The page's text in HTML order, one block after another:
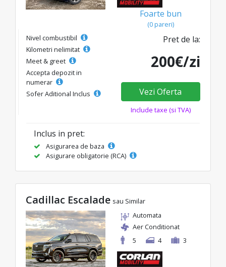
Foarte bun
(0 pareri)
Nivel combustibil
Kilometri nelimitat
Meet & greet
Accepta depozit in
numerar
Sofer Aditional Inclus
Pret de la:
200€/zi
Vezi Oferta
Include taxe (si TVA)
Inclus in pret:
Asigurarea de baza
Asigurare obligatorie (RCA)
Cadillac Escalade sau Similar
Automata
Aer Conditionat
5
4 3